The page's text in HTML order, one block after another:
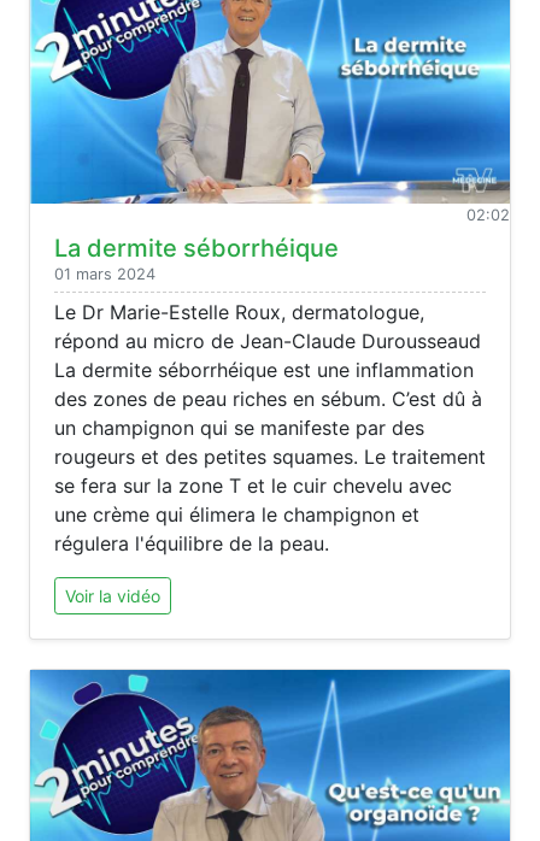
02:02
La dermite séborrhéique
01 mars 2024
Le Dr Marie-Estelle Roux, dermatologue,
répond au micro de Jean-Claude Durousseaud
La dermite séborrhéique est une inflammation
des zones de peau riches en sébum. C’est dû à
un champignon qui se manifeste par des
rougeurs et des petites squames. Le traitement
se fera sur la zone T et le cuir chevelu avec
une crème qui élimera le champignon et
régulera l'équilibre de la peau.
Voir la vidéo